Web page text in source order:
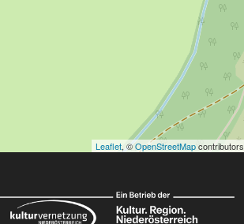
Leaflet, ©OpenStreetMapcontributors